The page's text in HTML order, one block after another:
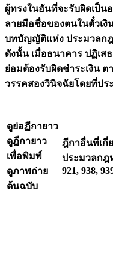
ผู้ทรงในอันที่จะรับผิดเป็น
ลายมือชื่อของตนในตั๋วเงิ
บทบัญญัติแห่ง ประมวลก
ดังนั้น เมื่อธนาคาร ปฏิเส
ย่อมต้องรับผิดชำระเงิน
วรรคสองวินิจฉัยโดยที่ปร
ดูย่อฏีกายาว
ดูฎีกายาว
เพื่อพิมพ์
ดูภาพถ่าย
ต้นฉบับ
ฎีกาอื่นที่เกี่
ประมวลกฎ
921, 938,